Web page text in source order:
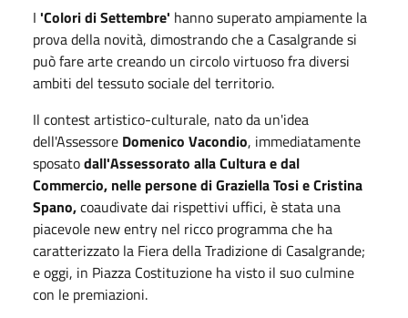
I 'Colori di Settembre' hanno superato ampiamente la
prova della novità, dimostrando che a Casalgrande si
può fare arte creando un circolo virtuoso fra diversi
ambiti del tessuto sociale del territorio.
Il contest artistico-culturale, nato da un'idea
dell'Assessore Domenico Vacondio, immediatamente
sposatodall'Assessorato alla Cultura e dal
Commercio, nelle persone di Graziella Tosi e Cristina
Spano,coaudivate dai rispettivi uffici, è stata una
piacevole new entry nel ricco programma che ha
caratterizzato la Fiera della Tradizione di Casalgrande;
e oggi, in Piazza Costituzione ha visto il suo culmine
con le premiazioni.